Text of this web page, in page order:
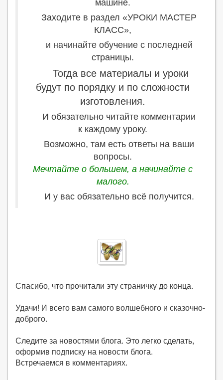
машине.
Заходите в раздел «УРОКИ МАСТЕР
КЛАСС»,
и начинайте обучение с последней
страницы.
Тогда все материалы и уроки
будут по порядку и по сложности
изготовления.
И обязательно читайте комментарии
к каждому уроку.
Возможно, там есть ответы на ваши
вопросы.
Мечтайте о большем, а начинайте с
малого.
И у вас обязательно всё получится.
Спасибо, что прочитали эту страничку до конца.
Удачи! И всего вам самого волшебного и сказочно-
доброго.
Следите за новостями блога. Это легко сделать,
оформив подписку на новости блога.
Встречаемся в комментариях.